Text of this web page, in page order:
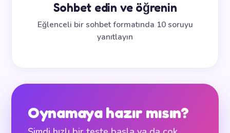
Sohbet edin ve öğrenin
Eğlenceli bir sohbet formatında 10 soruyu
yanıtlayın
Oynamaya hazır mısın?